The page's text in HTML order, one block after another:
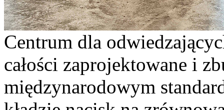
Centrum dla
całości zaprojektowane i
międzynarodowym